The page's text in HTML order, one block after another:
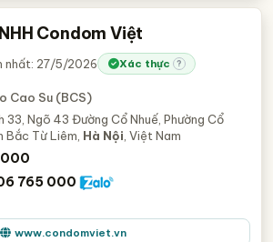
Condom Việt
nhất: 27/5/2026 Xác thực ?
Cao Su (BCS)
33, Ngõ 43 Đường Cổ Nhuế, Phường Cổ
Bắc Từ Liêm, Hà Nội , Việt Nam
765 000
www.condomviet.vn